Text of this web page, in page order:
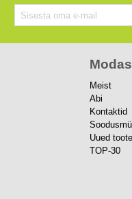
Meist
Abi
Kontaktid
Uued
TOP-30